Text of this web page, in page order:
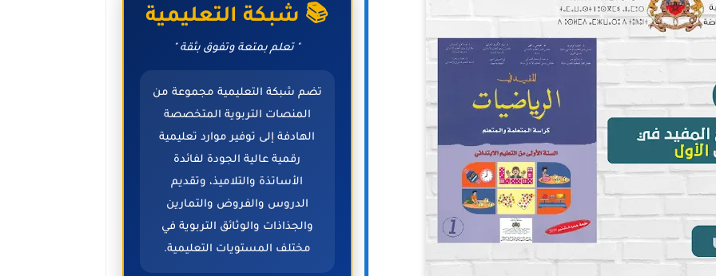
📚 شبكة التعليمية
" تعلم بمتعة وتفوق بثقة "
تضم شبكة التعليمية مجموعة من
المنصات التربوية المتخصصة
الهادفة إلى توفير موارد تعليمية
رقمية عالية الجودة لفائدة
الأساتذة والتلاميذ، وتقديم
الدروس والفروض والتمارين
والجذاذات والوثائق التربوية في
مختلف المستويات التعليمية.